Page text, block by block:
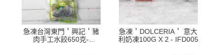
急凍台灣東門＇興記＇豬
肉手工水餃650克-
急凍＇DOLCERIA＇ 意大
利奶凍100G X 2 - IFD005